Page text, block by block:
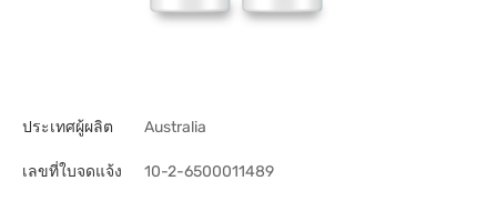
ประเทศผู้ผลิต Australia
เลขที่ใบจดแจ้ง 10-2-6500011489